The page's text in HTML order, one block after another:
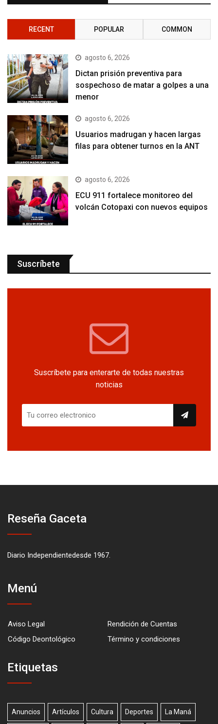
RECENT POPULAR COMMON
agosto 6, 2026
Dictan prisión preventiva para
sospechoso de matar a golpes a una
menor
agosto 6, 2026
Usuarios madrugan y hacen largas
filas para obtener turnos en la ANT
agosto 6, 2026
ECU 911 fortalece monitoreo del
volcán Cotopaxi con nuevos equipos
Suscríbete
Suscríbete para enterarte de todas nuestras
noticias
Reseña Gaceta
Diario Independientedesde 1967.
Menú
Aviso Legal
Rendición de Cuentas
Código Deontológico
Término y condiciones
Etiquetas
Anuncios Artículos Cultura Deportes La Maná